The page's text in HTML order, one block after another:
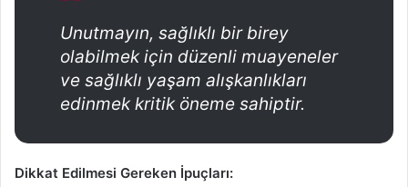
Unutmayın, sağlıklı bir birey
olabilmek için düzenli muayeneler
ve sağlıklı yaşam alışkanlıkları
edinmek kritik öneme sahiptir.
Dikkat Edilmesi Gereken İpuçları: